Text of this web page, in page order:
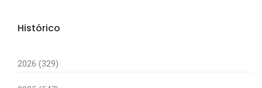
Histórico
2026 (329)